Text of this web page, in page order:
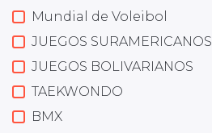
Mundial de Voleibol
JUEGOS SURAMERICANOS
JUEGOS BOLIVARIANOS
TAEKWONDO
BMX